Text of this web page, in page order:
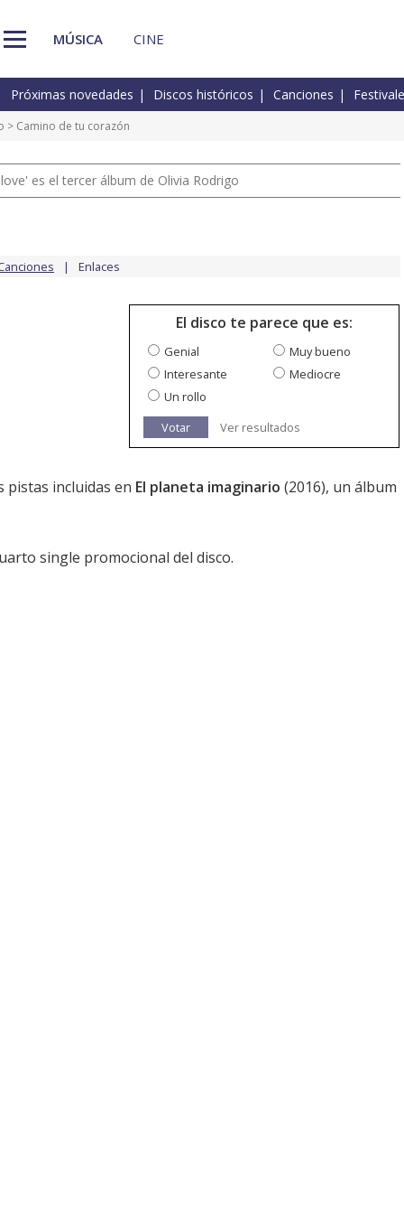
MÚSICA CINE
Próximas novedades Discos históricos Canciones
> Camino de tu corazón
es el tercer álbum de Olivia Rodrigo
Enlaces
El disco te parece que es:
Genial
Muy bueno
Interesante
Mediocre
Un rollo
Votar
Ver resultados
pistas incluidas en El planeta imaginario (2016), un álbum
single promocional del disco.